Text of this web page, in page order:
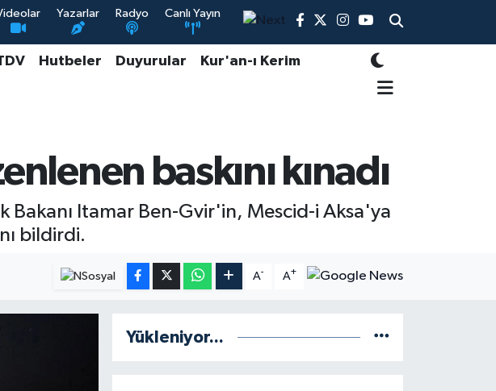
Yazarlar Radyo Canlı Yayın
Hutbeler Duyurular Kur'an-ı Kerim
baskını kınadı
Bakanı Itamar Ben-Gvir'in, Mescid-i Aksa'ya
bildirdi.
A- A+
Yükleniyor...